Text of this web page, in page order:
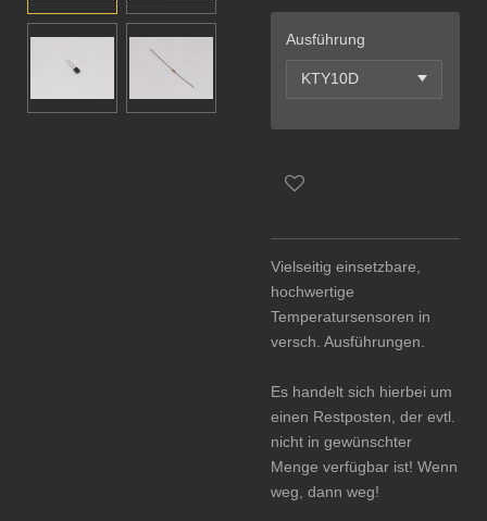
Ausführung
Vielseitig einsetzbare,
hochwertige
Temperatursensoren in
versch. Ausführungen.
Es handelt sich hierbei um
einen Restposten, der evtl.
nicht in gewünschter
Menge verfügbar ist! Wenn
weg, dann weg!